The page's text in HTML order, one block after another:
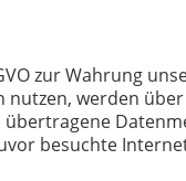
zur Wahrung
werden
besuchte